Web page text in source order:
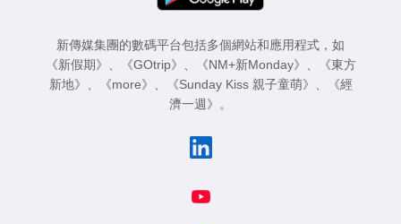
新傳媒集團的數碼平台包括多個網站和應用程式，如
《新假期》
《GOtrip》 《NM+新Monday》
《東方
新地》
《more》 《Sunday Kiss 親子童萌》
《經
濟一週》
。